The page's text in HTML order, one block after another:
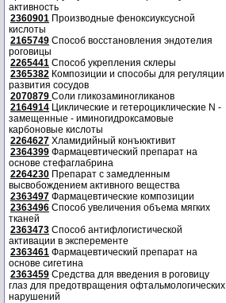
активность
2360901 Производные феноксиуксусной
кислоты
2165749 Способ восстановления эндотелия
роговицы
2265441 Способ укрепления склеры
2365382 Композиции и способы для регуляции
развития сосудов
2070879 Соли гликозаминогликанов
2164914 Циклические и гетероциклические N -
замещенные - иминогидроксамовые
карбоновые кислоты
2264627 Хламидийный конъюктивит
2364399 Фармацевтический препарат на
основе стефаглабрина
2264230 Препарат с замедленным
высвобождением активного вещества
2363497 Фармацевтические композиции
2363496 Способ увеличения объема мягких
тканей
2363473 Способ антифлогистической
активации в эксперементе
2363461 Фармацевтический препарат на
основе сигетина
2363459 Средства для введения в роговицу
глаз для предотвращения офтальмологических
нарушений